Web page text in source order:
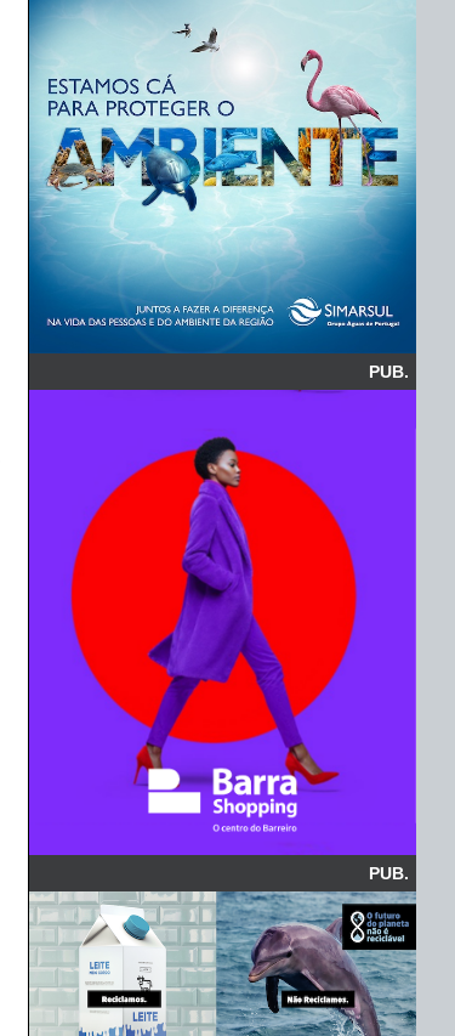
PUB.
PUB.